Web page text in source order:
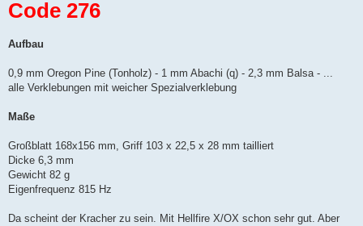
a
g
Code 276
Aufbau
0,9 mm Oregon Pine (Tonholz) - 1 mm Abachi (q) - 2,3 mm Balsa - ...
alle Verklebungen mit weicher Spezialverklebung
Maße
Großblatt 168x156 mm, Griff 103 x 22,5 x 28 mm tailliert
Dicke 6,3 mm
Gewicht 82 g
Eigenfrequenz 815 Hz
Da scheint der Kracher zu sein. Mit Hellfire X/OX schon sehr gut. Aber